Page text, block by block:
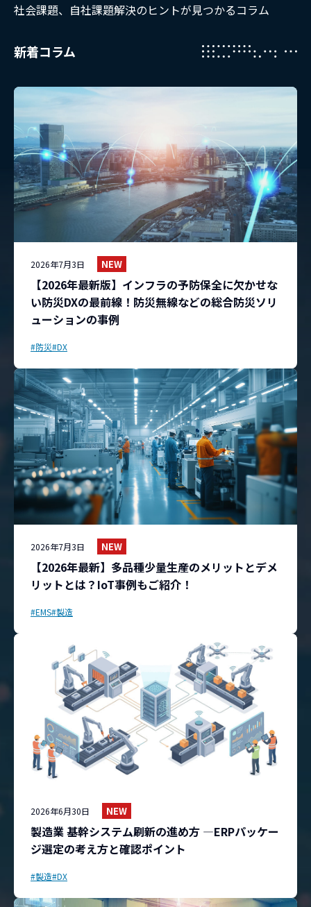
社会課題、自社課題解決のヒントが見つかるコラム
新着コラム
2026年7月3日 NEW
【2026年最新版】インフラの予防保全に欠かせな
い防災DXの最前線！防災無線などの総合防災ソリ
ューションの事例
#防災#DX
2026年7月3日 NEW
【2026年最新】多品種少量生産のメリットとデメ
リットとは？IoT事例もご紹介！
#EMS#製造
2026年6月30日 NEW
製造業 基幹システム刷新の進め方 ―ERPパッケー
ジ選定の考え方と確認ポイント
#製造#DX